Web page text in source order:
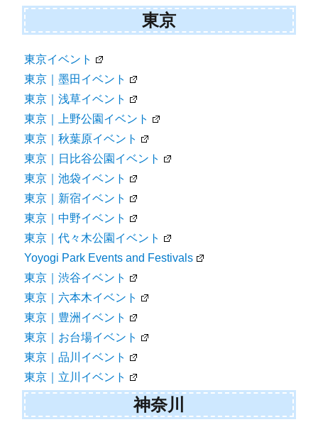
東京
東京イベント
東京｜墨田イベント
東京｜浅草イベント
東京｜上野公園イベント
東京｜秋葉原イベント
東京｜日比谷公園イベント
東京｜池袋イベント
東京｜新宿イベント
東京｜中野イベント
東京｜代々木公園イベント
Yoyogi Park Events and Festivals
東京｜渋谷イベント
東京｜六本木イベント
東京｜豊洲イベント
東京｜お台場イベント
東京｜品川イベント
東京｜立川イベント
神奈川